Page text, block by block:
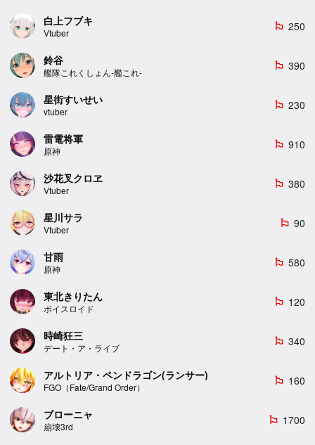
白上フブキ
Vtuber
emoji_flags 250
鈴谷
艦隊これくしょん-艦これ-
emoji_flags 390
星街すいせい
vtuber
emoji_flags 230
雷電将軍
原神
emoji_flags 910
沙花叉クロヱ
Vtuber
emoji_flags 380
星川サラ
Vtuber
emoji_flags 90
甘雨
原神
emoji_flags 580
東北きりたん
ボイスロイド
emoji_flags 120
時崎狂三
デート・ア・ライブ
emoji_flags 340
アルトリア・ペンドラゴン(ランサー)
FGO（Fate/Grand Order）
emoji_flags 160
ブローニャ
崩壊3rd
emoji_flags 1700